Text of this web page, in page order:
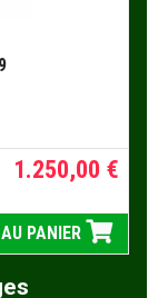
1.250,00 €
PANIER